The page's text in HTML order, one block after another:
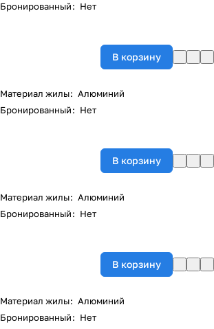
Бронированный: Нет
В корзину
Материал жилы: Алюминий
Бронированный: Нет
В корзину
Материал жилы: Алюминий
Бронированный: Нет
В корзину
Материал жилы: Алюминий
Бронированный: Нет